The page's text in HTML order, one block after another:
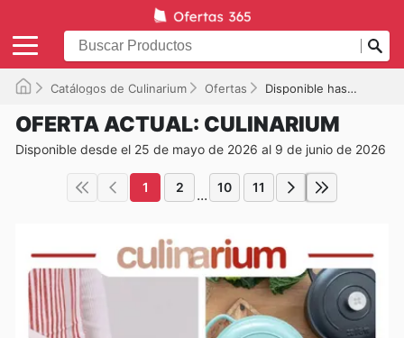
Catálogos de Culinarium Ofertas Disponible hasta el 09/06/2026
OFERTA ACTUAL: CULINARIUM
Disponible desde el 25 de mayo de 2026 al 9 de junio de 2026
1 2 ... 10 11